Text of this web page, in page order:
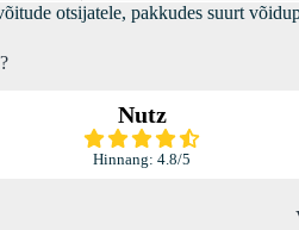
otsijatele, pakkudes suurt
Nutz
Hinnang: 4.8/5